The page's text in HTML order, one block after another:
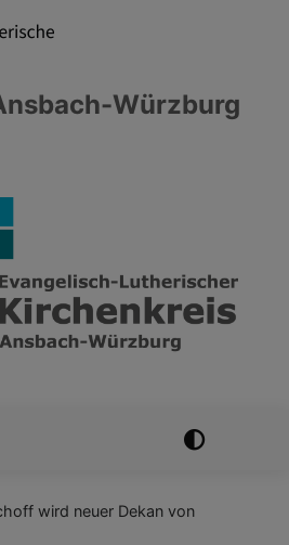
Würzburg
wird neuer Dekan von